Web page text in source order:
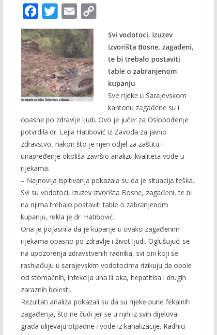
F
ac
e
b
o
o
k
T
w
itt
er
E
m
ai
l
C
Li
Svi vodotoci, izuzev
izvorišta Bosne, zagađeni,
te bi trebalo postaviti
table o zabranjenom
kupanju
Sve rijeke u Sarajevskom
kantonu zagađene su i
opasne po zdravlje ljudi. Ovo je jučer za Oslobođenje
potvrdila dr. Lejla Hatibović iz Zavoda za javno
zdravstvo, nakon što je njen odjel za zaštitu i
unapređenje okoliša završio analizu kvaliteta vode u
rijekama.
– Najnovija ispitivanja pokazala su da je situacija teška.
Svi su vodotoci, izuzev izvorišta Bosne, zagađeni, te bi
na njima trebalo postaviti table o zabranjenom
kupanju, rekla je dr. Hatibović.
Ona je pojasnila da je kupanje u ovako zagađenim
rijekama opasno po zdravlje i život ljudi. Oglušujući se
na upozorenja zdravstvenih radnika, svi oni koji se
rashlađuju u sarajevskim vodotocima rizikuju da obole
od stomačnih, infekcija uha ili oka, hepatitisa i drugih
zaraznih bolesti.
Rezultati analiza pokazali su da su rijeke pune fekalnih
zagađenja, što ne čudi jer se u njih iz svih dijelova
grada ulijevaju otpadne i vode iz kanalizacije. Radnici